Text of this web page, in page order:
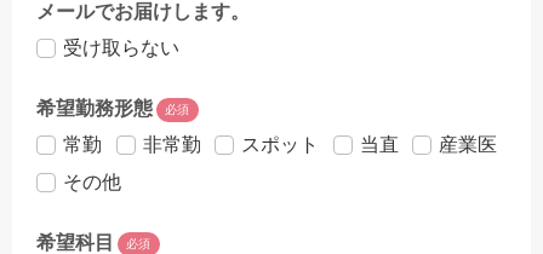
メールでお届けします。
受け取らない
希望勤務形態 必須
常勤 非常勤 スポット 当直
産業医
その他
希望科目 必須